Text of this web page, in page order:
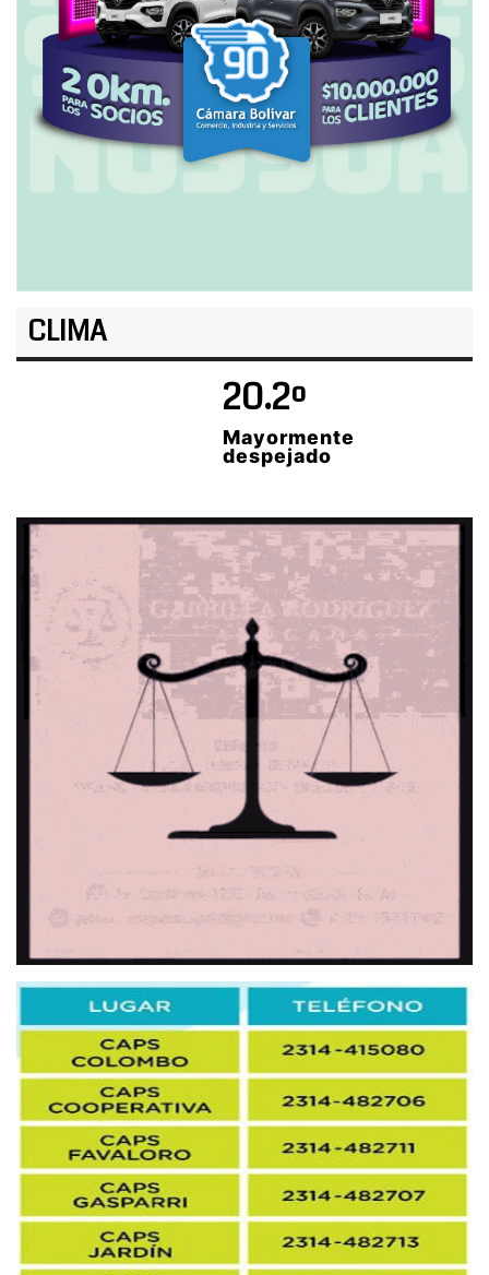
CLIMA
20.2º
Mayormente
despejado